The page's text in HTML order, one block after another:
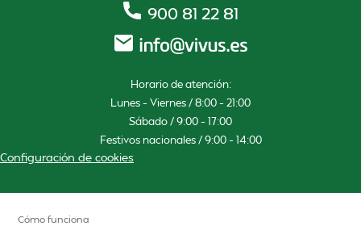
900 81 22 81
Horario de atención:
Lunes – Viernes / 8:00 – 21:00
Sábado / 9:00 – 17:00
Festivos nacionales / 9:00 – 14:00
Configuración de cookies
Cómo funciona